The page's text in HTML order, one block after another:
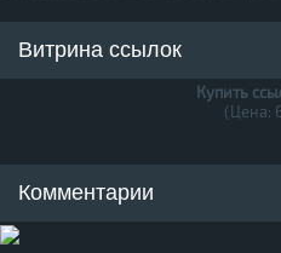
Витрина ссылок
Купить
(Цена:
Комментарии